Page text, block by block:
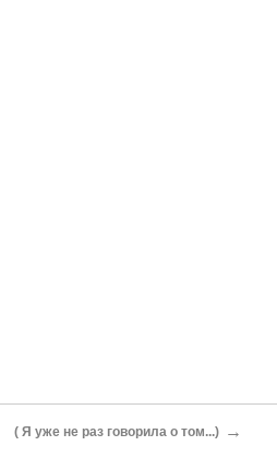
( Я уже не раз говорила о том...) →